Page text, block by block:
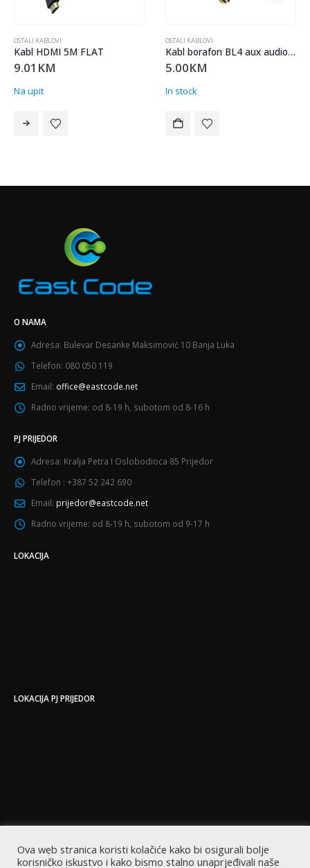
OSTALI KABLOVI
Kabl HDMI 5M FLAT
9.01 KM
Na upit
OSTALI KABLOVI
Kabl borafon BL4 aux audio 2m BL4-BK
5.00KM
In stock
O NAMA
Adresa: Bulevar Desanke Maksimović 10 Banja Luka
Telefon: 080 050 119
Email: office@eastcode.net
Radno vrijeme: od 8-19 h, subotom od 8-16 h
PJ PRIJEDOR
Adresa: Kralja Petra I Oslobodioca 85 Prijedor
Telefon : +387 52 242 690
Email: prijedor@eastcode.net
Radno vrijeme: od 8-19 h, subotom od 9-17 h
LOKACIJA
LOKACIJA PJ PRIJEDOR
Ova web stranica koristi kolačiće kako bi osigurali bolje
korisničko iskustvo i kako bismo stalno unaprjeđivali naše